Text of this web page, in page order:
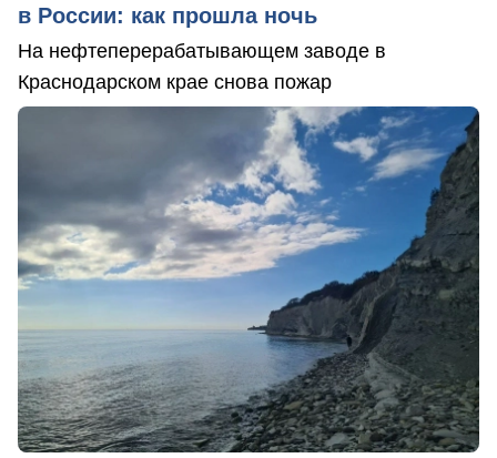
в России: как прошла ночь
На нефтеперерабатывающем заводе в
Краснодарском крае снова пожар